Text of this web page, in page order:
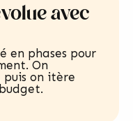
avec
en phases pour
On
puis on itère